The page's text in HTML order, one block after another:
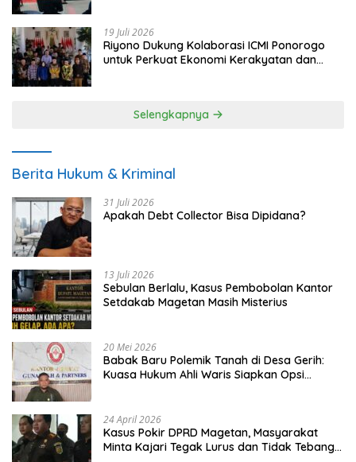
19 Juli 2026
Riyono Dukung Kolaborasi ICMI Ponorogo
untuk Perkuat Ekonomi Kerakyatan dan
Selengkapnya
Berita Hukum & Kriminal
31 Juli 2026
Apakah Debt Collector Bisa Dipidana?
13 Juli 2026
Sebulan Berlalu, Kasus Pembobolan Kantor
Setdakab Magetan Masih Misterius
20 Mei 2026
Babak Baru Polemik Tanah di Desa Gerih:
Kuasa Hukum Ahli Waris Siapkan Opsi
24 April 2026
Kasus Pokir DPRD Magetan, Masyarakat
Minta Kajari Tegak Lurus dan Tidak Tebang